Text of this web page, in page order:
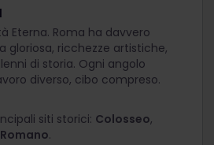
Eterna. Roma ha davvero
ricchezze artistiche,
di storia. Ogni angolo
diverso, cibo compreso.
siti storici: Colosseo,
.